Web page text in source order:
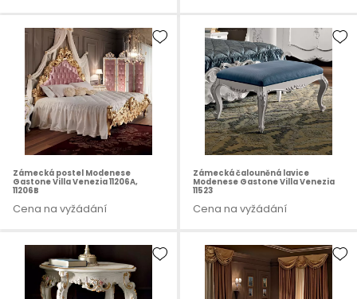
Zámecká postel Modenese
Gastone Villa Venezia 11206A,
11206B
Cena na vyžádání
Zámecká čalouněná lavice
Modenese Gastone Villa Venezia
11523
Cena na vyžádání